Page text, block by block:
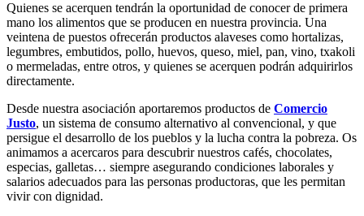
Quienes se acerquen tendrán la oportunidad de conocer de primera
mano los alimentos que se producen en nuestra provincia. Una
veintena de puestos ofrecerán productos alaveses como hortalizas,
legumbres, embutidos, pollo, huevos, queso, miel, pan, vino, txakoli
o mermeladas, entre otros, y quienes se acerquen podrán adquirirlos
directamente.
Desde nuestra asociación aportaremos productos de Comercio
Justo, un sistema de consumo alternativo al convencional, y que
persigue el desarrollo de los pueblos y la lucha contra la pobreza. Os
animamos a acercaros para descubrir nuestros cafés, chocolates,
especias, galletas… siempre asegurando condiciones laborales y
salarios adecuados para las personas productoras, que les permitan
vivir con dignidad.